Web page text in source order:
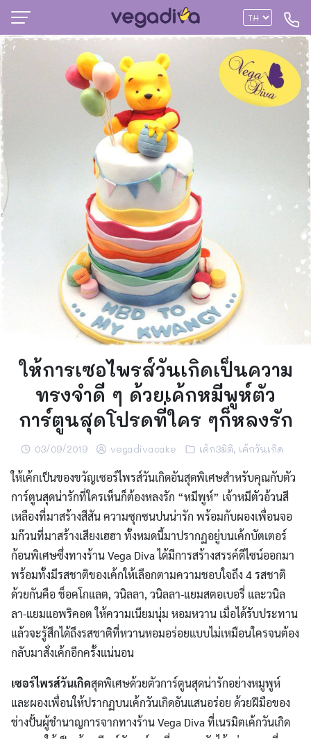
ให้การเซอไพรส์วันเกิดเป็นความ
ทรงจำดี ๆ ด้วยเค้กหมีพูห์ตัว
การ์ตูนสุดโปรดที่ใคร ๆก็หลงรัก
03/09/2019 vegadivacake เค้ก3มิติ, เค้กวันเกิด
ให้เค้กเป็นของขวัญเซอร์ไพรส์วันเกิดอันสุดพิเศษสำหรับคุณกับตัว
การ์ตูนสุดน่ารักที่ใครเห็นก็ต้องหลงรัก “หมีพูห์” เจ้าหมีตัวอ้วนสี
เหลืองที่มาสร้างสีสัน ความซุกซนปนน่ารัก พร้อมกับผองเพื่อนจอ
มก๊วนที่มาสร้างเสียงเฮฮา ทั้งหมดนี้มาปรากฏอยู่บนเค้กบัตเตอร์
ก้อนพิเศษซึ่งทางร้าน Vega Diva ได้มีการสร้างสรรค์ดีไซน์ออกมา
พร้อมทั้งมีรสชาติของเค้กให้เลือกตามความชอบใจถึง 4 รสชาติ
ด้วยกันคือ ช็อคโกแลต, วนิลลา, วนิลลา-แยมสตอเบอรี่ และวนิล
ลา-แยมแอพริคอต ให้ความเนียมนุ่ม หอมหวาน เมื่อได้รับประทาน
แล้วจะรู้สึกได้ถึงรสชาติที่หวานหอมอร่อยแบบไม่เหมือนใครจนต้อง
กลับมาสั่งเค้กอีกครั้งแน่นอน
เซอร์ไพรส์วันเกิดสุดพิเศษด้วยตัวการ์ตูนสุดน่ารักอย่างหมูพูห์
และผองเพื่อนให้ปรากฏบนเค้กวันเกิดอันแสนอร่อย ด้วยฝีมือของ
ช่างปั้นผู้ชำนาญการจากทางร้าน Vega Diva ที่เนรมิตเค้กวันเกิด